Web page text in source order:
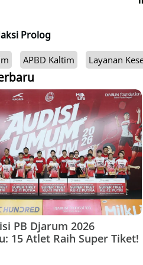
Prolog
APBD Kaltim Layanan
PB Djarum 2026
15 Atlet Raih Super Tiket!